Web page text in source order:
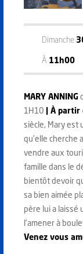
Dimanche
À 11h00
MARY ANNING
1H10 | À partir
siècle, Mary est
qu’elle cherche
vendre aux
famille dans le
bientôt devoir
sa bien aimée
père lui a laissé
l’amener à
Venez vous